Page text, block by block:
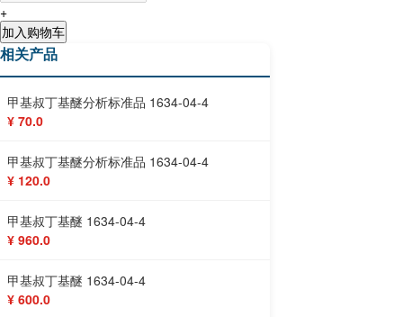
+
加入购物车
相关产品
甲基叔丁基醚分析标准品 1634-04-4
¥ 70.0
甲基叔丁基醚分析标准品 1634-04-4
¥ 120.0
甲基叔丁基醚 1634-04-4
¥ 960.0
甲基叔丁基醚 1634-04-4
¥ 600.0